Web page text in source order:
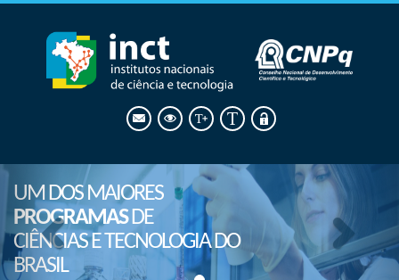
UM DOS MAIORES
PROGRAMASDE
CIÊNCIAS E TECNOLOGIA DO
BRASIL